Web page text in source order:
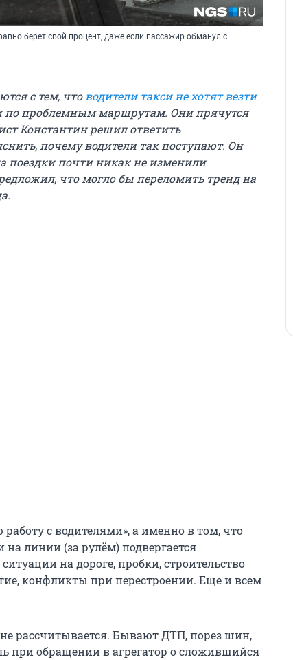
берет свой процент, даже если пассажир обманул с
с тем, что водители такси не хотят везти
проблемным маршрутам. Они прячутся
Константин решил ответить
почему водители так поступают. Он
почти никак не изменили
что могло бы переломить тренд на
работу с водителями», а именно в том, что
на линии (за рулём) подвергается
на дороге, пробки, строительство
конфликты при перестроении. Еще и всем
рассчитывается. Бывают ДТП, порез шин,
при обращении в агрегатор о сложившийся